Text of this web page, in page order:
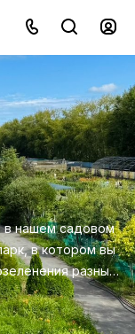
среду с
дизайна,
услугу